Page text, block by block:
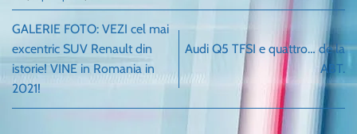
GALERIE FOTO: VEZI cel mai
excentric SUV Renault din
istorie! VINE in Romania in
2021!
Audi Q5 TFSI e quattro… de la
ABT.